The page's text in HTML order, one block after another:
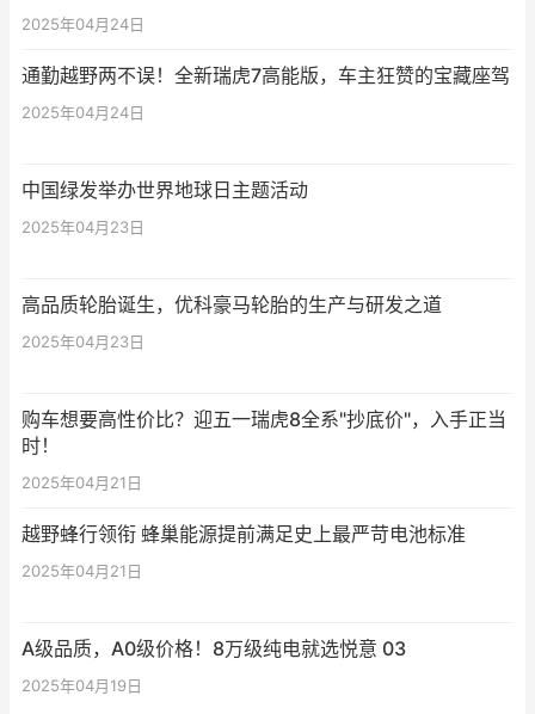
2025年04月24日
通勤越野两不误！全新瑞虎7高能版，车主狂赞的宝藏座驾
2025年04月24日
中国绿发举办世界地球日主题活动
2025年04月23日
高品质轮胎诞生，优科豪马轮胎的生产与研发之道
2025年04月23日
购车想要高性价比？迎五一瑞虎8全系"抄底价"，入手正当
时！
2025年04月21日
越野蜂行领衔 蜂巢能源提前满足史上最严苛电池标准
2025年04月21日
A级品质，A0级价格！8万级纯电就选悦意 03
2025年04月19日